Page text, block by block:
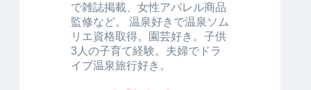
で雑誌掲載、女性アパレル商品
監修など。 温泉好きで温泉ソム
リエ資格取得。園芸好き。子供
3人の子育て経験。夫婦でドラ
イブ温泉旅行好き。